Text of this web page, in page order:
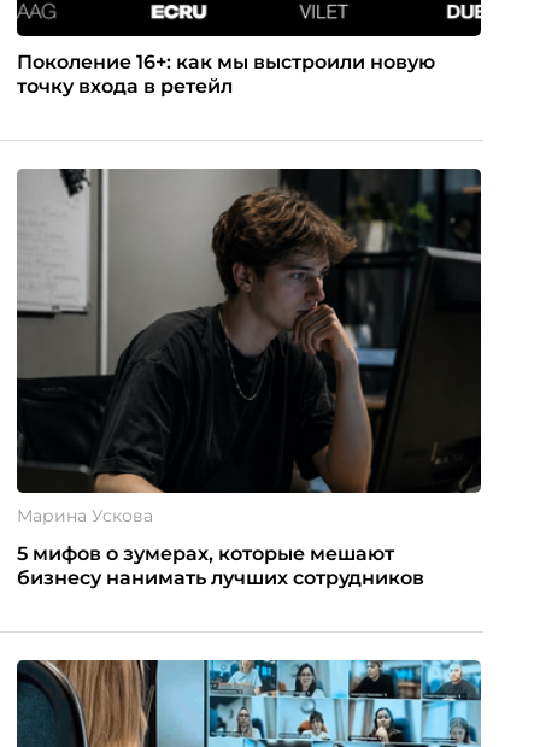
Поколение 16+: как мы выстроили новую
точку входа в ретейл
Марина Ускова
5 мифов о зумерах, которые мешают
бизнесу нанимать лучших сотрудников